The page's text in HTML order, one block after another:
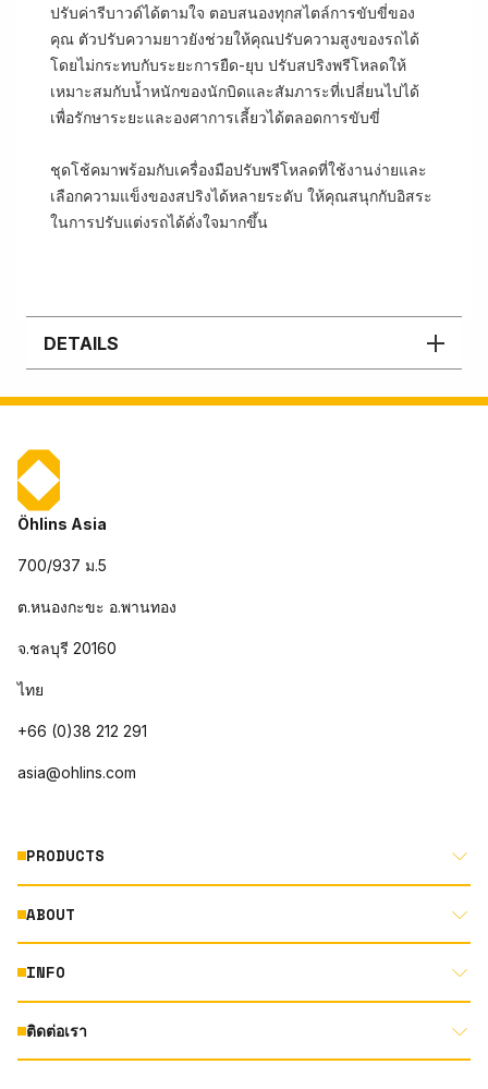
ปรับค่ารีบาวด์ได้ตามใจ ตอบสนองทุกสไตล์การขับขี่ของ
คุณ ตัวปรับความยาวยังช่วยให้คุณปรับความสูงของรถได้
โดยไม่กระทบกับระยะการยืด-ยุบ ปรับสปริงพรีโหลดให้
เหมาะสมกับน้ำหนักของนักบิดและสัมภาระที่เปลี่ยนไปได้
เพื่อรักษาระยะและองศาการเลี้ยวได้ตลอดการขับขี่
ชุดโช้คมาพร้อมกับเครื่องมือปรับพรีโหลดที่ใช้งานง่ายและ
เลือกความแข็งของสปริงได้หลายระดับ ให้คุณสนุกกับอิสระ
ในการปรับแต่งรถได้ดั่งใจมากขึ้น
DETAILS
Öhlins Asia
700/937 ม.5
ต.หนองกะขะ อ.พานทอง
จ.ชลบุรี 20160
ไทย
+66 (0)38 212 291
asia@ohlins.com
PRODUCTS
MOTORCYCLE
AUTOMOTIVE
ABOUT
ABOUT US
RACING
INFO
DOCUMENT LIBRARY
ติดต่อเรา